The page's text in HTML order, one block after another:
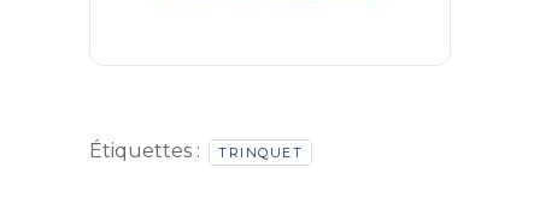
Étiquettes : TRINQUET